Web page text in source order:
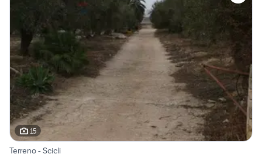
15
Terreno - Scicli